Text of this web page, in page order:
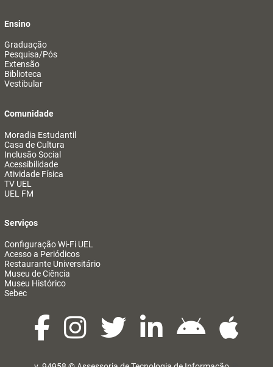
Ensino
Graduação
Pesquisa/Pós
Extensão
Biblioteca
Vestibular
Comunidade
Moradia Estudantil
Casa de Cultura
Inclusão Social
Acessibilidade
Atividade Física
TV UEL
UEL FM
Serviços
Configuração Wi-Fi UEL
Acesso a Periódicos
Restaurante Universitário
Museu de Ciência
Museu Histórico
Sebec